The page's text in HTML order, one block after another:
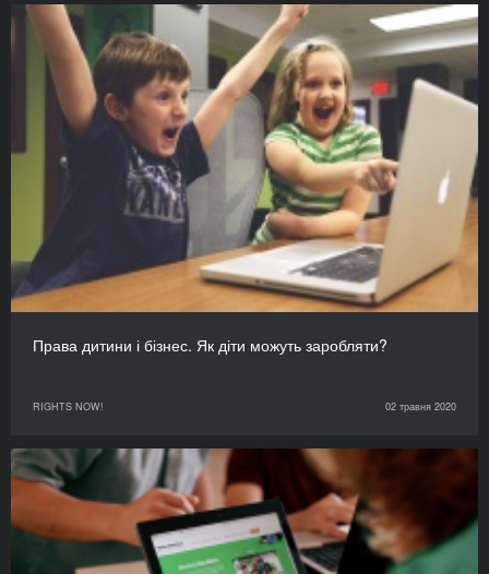
Права дитини і бізнес. Як діти можуть заробляти?
RIGHTS NOW! 02 травня 2020